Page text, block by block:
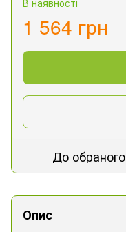
В наявності
1 564 грн
До обраного
Опис